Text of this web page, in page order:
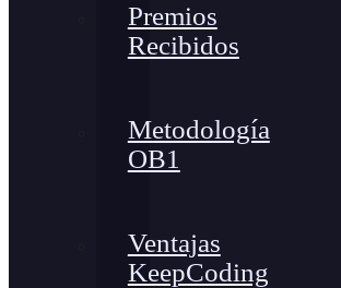
Premios
Recibidos
Metodología
OB1
Ventajas
KeepCoding